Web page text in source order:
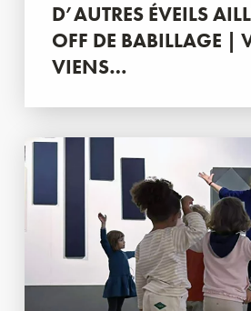
D’AUTRES ÉVEILS
OFF DE BABILLAGE |
VIENS…